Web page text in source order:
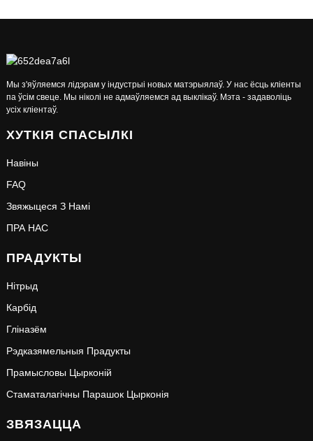
Мы з'яўляемся лідэрам у індустрыі новых матэрыялаў. У нас ёсць кліенты
па ўсім свеце. Мы ніколі не адмаўляемся ад выклікаў. Мэта - задаволіць
усіх кліентаў.
ХУТКІЯ СПАСЫЛКІ
Навіны
FAQ
Звяжыцеся З Намі
ПРА НАС
ПРАДУКТЫ
Нітрыд
Карбід
Гліназём
Рэдказямельныя Прадукты
Прамысловы Цырконій
Стаматалагічны Парашок Цырконія
ЗВЯЗАЦЦА